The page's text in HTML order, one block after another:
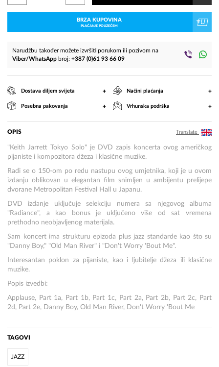
BRZA KUPOVINA
PLAĆANJE POUZEĆEM
Narudžbu također možete izvršiti porukom ili pozivom na
Viber/WhatsApp broj: +387 (0)61 93 66 09
Dostava diljem svijeta + Načini plaćanja +
Posebna pakovanja + Vrhunska podrška +
OPIS Translate
"Keith Jarrett Tokyo Solo" je DVD zapis koncerta ovog američkog
pijaniste i kompozitora džeza i klasične muzike.
Radi se o 150-om po redu nastupu ovog umjetnika, koji je u ovom
izdanju oblikovan u elegantan film snimljen u ambijentu prelijepe
dvorane Metropolitan Festival Hall u Japanu.
DVD izdanje uključuje selekciju numera sa njegovog albuma
"Radiance", a kao bonus je uključeno više od sat vremena
prethodno neobjavljenog materijala.
Sam koncert ima strukturu epizoda plus jazz standarde kao što su
"Danny Boy," "Old Man River" i "Don't Worry 'Bout Me".
Interesantan poklon za pijaniste, kao i ljubitelje džeza ili klasične
muzike.
Popis izvedbi:
Applause, Part 1a, Part 1b, Part 1c, Part 2a, Part 2b, Part 2c, Part
2d, Part 2e, Danny Boy, Old Man River, Don't Worry 'Bout Me
TAGOVI
JAZZ